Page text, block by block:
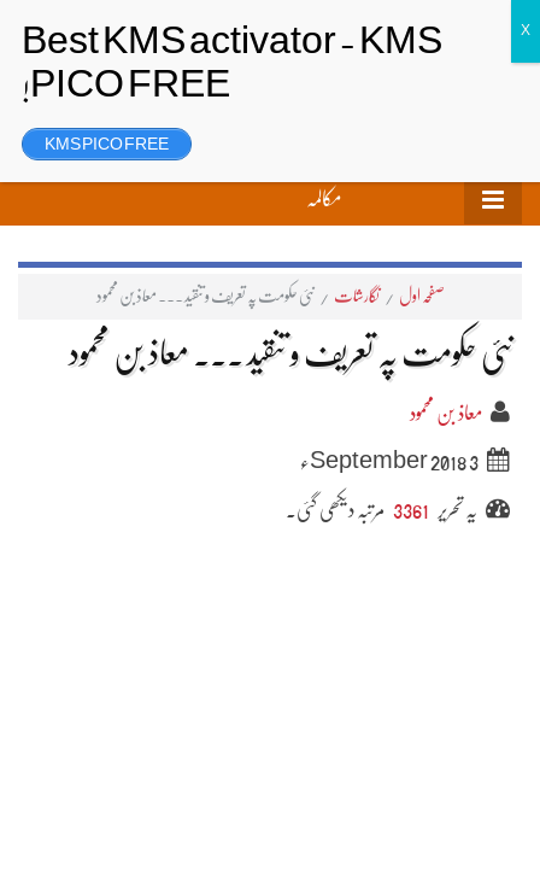
رجسٹر
مکالمہ
صفحہ اول / نگارشات / نئی حکومت پہ تعریف و تنقید ۔۔۔ معاذ بن محمود
نئی حکومت پہ تعریف و تنقید ۔۔۔ معاذ بن محمود
معاذ بن محمود
3 September 2018ء
یہ تحریر 3361 مرتبہ دیکھی گئی۔
KMS PICO FREE